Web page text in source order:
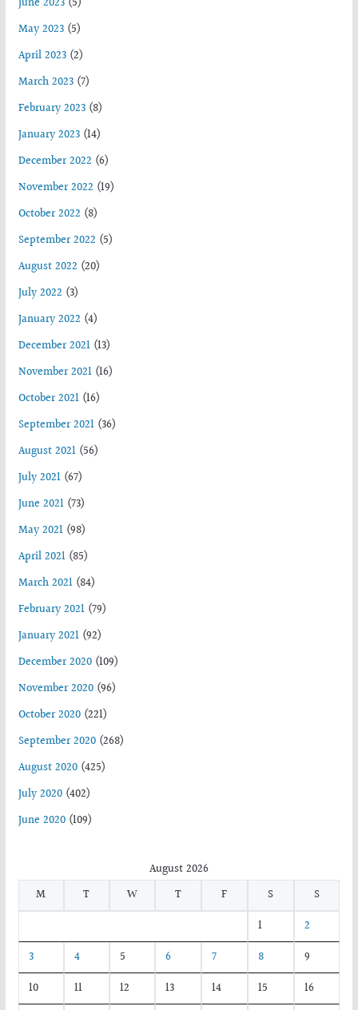
May 2023(5)
April 2023(2)
March 2023(7)
February 2023(8)
January 2023(14)
December 2022 (6)
November 2022 (19)
October 2022 (8)
September 2022 (5)
August 2022 (20)
July 2022 (3)
January 2022 (4)
December 2021(13)
November 2021(16)
October 2021(16)
September 2021(36)
August 2021(56)
July 2021(67)
June 2021(73)
May 2021(98)
April 2021(85)
March 2021(84)
February 2021(79)
January 2021(92)
December 2020(109)
November 2020(96)
October 2020(221)
September 2020(268)
August 2020(425)
July 2020(402)
June 2020(109)
August 2026
M
T W T F S
S
1
2
3
4 5 6 7 8
9
10
11 12 13 14 15
16